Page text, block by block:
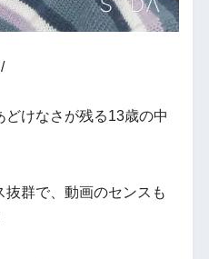
けなさが残る13歳の中
群で、動画のセンスも